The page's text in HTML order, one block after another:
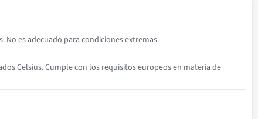
es adecuado para condiciones extremas.
Celsius. Cumple con los requisitos europeos en materia de